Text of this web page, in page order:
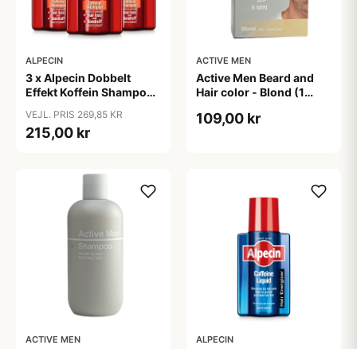
ALPECIN
3 x Alpecin Dobbelt
Effekt Koffein Shampoo
VEJL. PRIS 269,85 KR
215,00 kr
ACTIVE MEN
Active Men Beard and
Hair color - Blond (1
109,00 kr
ACTIVE MEN ALPECIN